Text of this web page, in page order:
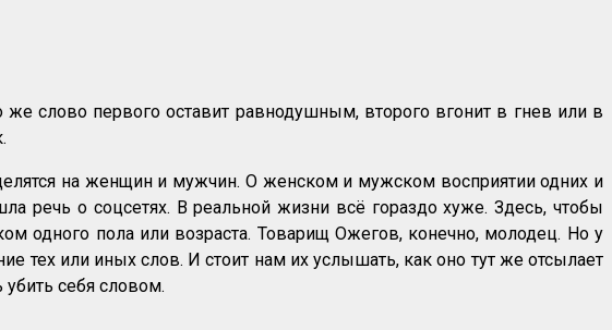
слово первого оставит равнодушным, второго вгонит в гнев или в
на женщин и мужчин. О женском и мужском восприятии одних и
речь о соцсетях. В реальной жизни всё гораздо хуже. Здесь, чтобы
одного пола или возраста. Товарищ Ожегов, конечно, молодец. Но у
тех или иных слов. И стоит нам их услышать, как оно тут же отсылает
себя словом.